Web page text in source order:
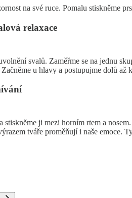
na své ruce. Pomalu stiskněme
relaxace
svalů. Zaměřme se na jednu
u hlavy a postupujme dolů
stiskněme ji mezi horním rtem a
tváře proměňují i naše emoce.